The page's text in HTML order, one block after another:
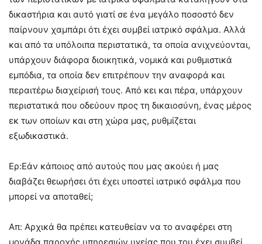
δικαστήρια και αυτό γιατί σε ένα μεγάλο ποσοστό δεν
παίρνουν χαμπάρι ότι έχει συμβεί ιατρικό σφάλμα. Αλλά
και από τα υπόλοιπα περιστατικά, τα οποία ανιχνεύονται,
υπάρχουν διάφορα διοικητικά, νομικά και ρυθμιστικά
εμπόδια, τα οποία δεν επιτρέπουν την αναφορά και
περαιτέρω διαχείρισή τους. Από κει και πέρα, υπάρχουν
περιστατικά που οδεύουν προς τη δικαιοσύνη, ένας μέρος
εκ των οποίων και στη χώρα μας, ρυθμίζεται
εξωδικαστικά.
Ερ:Εάν κάποιος από αυτούς που μας ακούει ή μας
διαβάζει θεωρήσει ότι έχει υποστεί ιατρικό σφάλμα που
μπορεί να αποταθεί;
Απ: Αρχικά θα πρέπει κατευθείαν να το αναφέρει στη
μονάδα παροχής υπηρεσιών υγείας που του έχει συμβεί.